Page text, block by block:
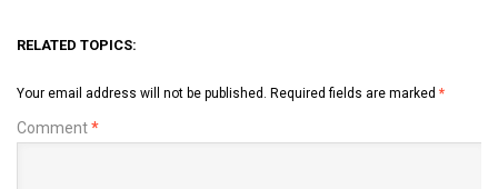
RELATED TOPICS:
Your email address will not be published. Required fields are marked *
Comment*